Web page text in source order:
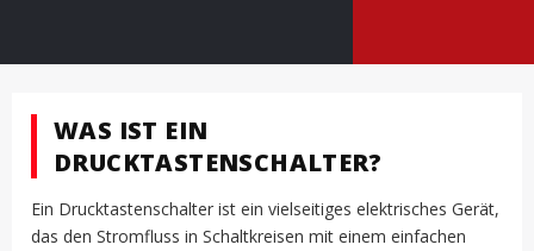
WAS IST EIN
DRUCKTASTENSCHALTER?
Ein Drucktastenschalter ist ein vielseitiges elektrisches Gerät,
das den Stromfluss in Schaltkreisen mit einem einfachen